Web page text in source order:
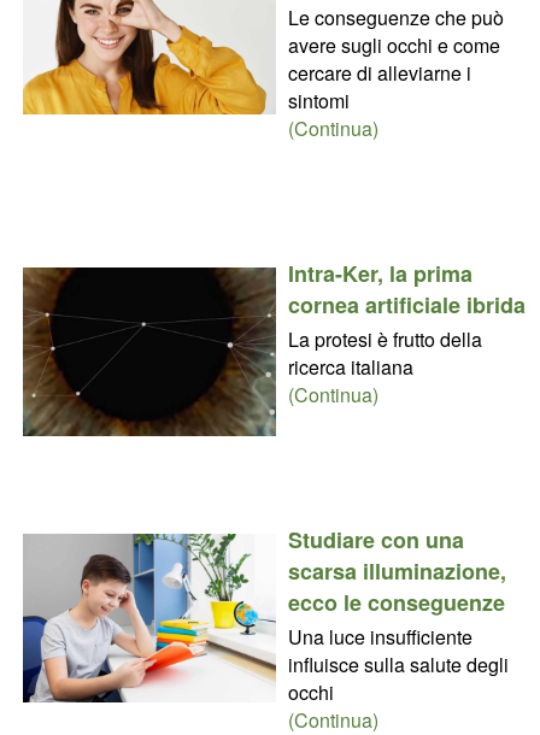
Le conseguenze che può
avere sugli occhi e come
cercare di alleviarne i
sintomi
(Continua)
Intra-Ker, la prima
cornea artificiale ibrida
La protesi è frutto della
ricerca italiana
(Continua)
Studiare con una
scarsa illuminazione,
ecco le conseguenze
Una luce insufficiente
influisce sulla salute degli
occhi
(Continua)